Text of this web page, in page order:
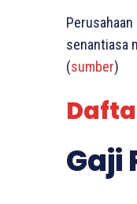
senantiasa
(sumber)
Gaji